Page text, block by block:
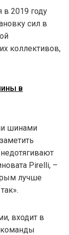
2019 году
сил в
коллективов,
в
шинами
Pirelli, –
лучше
входит в
команды